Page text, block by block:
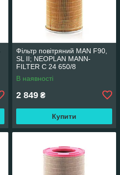
Фільтр повітряний MAN F90,
SL II; NEOPLAN MANN-
FILTER C 24 650/8
В наявності
2 849 ₴
Купити